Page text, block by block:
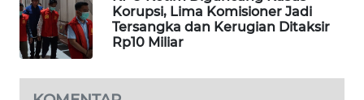
Korupsi, Lima Komisioner Jadi
Tersangka dan Kerugian Ditaksir
Rp10 Miliar
ALPERKLINAS
FORJASIDA
TAMBANG